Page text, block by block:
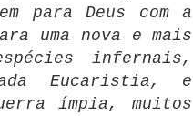
para Deus com a
uma nova e mais
infernais,
Eucaristia, e
ímpia, muitos